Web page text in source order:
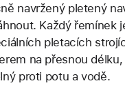
navržený pletený
Každý řemínek
pletacích
na přesnou
proti potu a vodě.